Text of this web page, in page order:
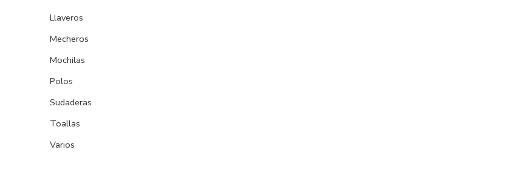
Llaveros
Mecheros
Mochilas
Polos
Sudaderas
Toallas
Varios